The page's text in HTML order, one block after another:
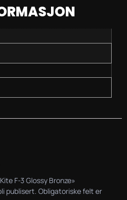
F-3 Glossy Bronze»
publisert. Obligatoriske felt er